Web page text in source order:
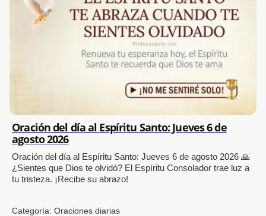
Oración del día al Espíritu Santo: Jueves 6 de
agosto 2026
Oración del día al Espíritu Santo: Jueves 6 de agosto 2026 🙏
¿Sientes que Dios te olvidó? El Espíritu Consolador trae luz a
tu tristeza. ¡Recibe su abrazo!
Categoría:Oraciones diarias